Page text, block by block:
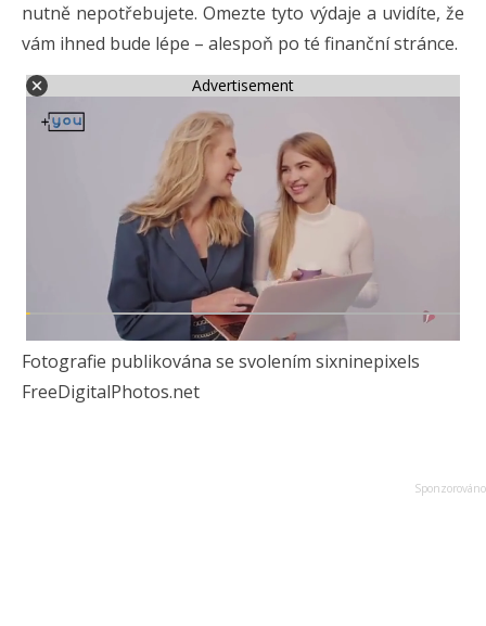
nutně nepotřebujete. Omezte tyto výdaje a uvidíte, že
vám ihned bude lépe – alespoň po té finanční stránce.
Advertisement
Fotografie publikována se svolením sixninepixels
FreeDigitalPhotos.net